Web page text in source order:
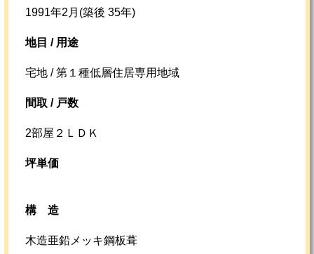
1991年2月(築後 35年)
地目 / 用途
宅地 / 第１種低層住居専用地域
間取 / 戸数
2部屋２ＬＤＫ
坪単価
構造
木造亜鉛メッキ鋼板葺